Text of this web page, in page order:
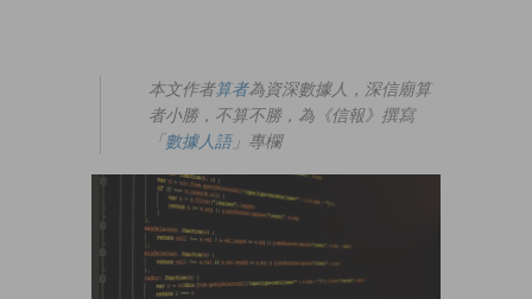
本文作者算者為資深數據人，深信廟算
者小勝，不算不勝，為《信報》撰寫
「數據人語」專欄